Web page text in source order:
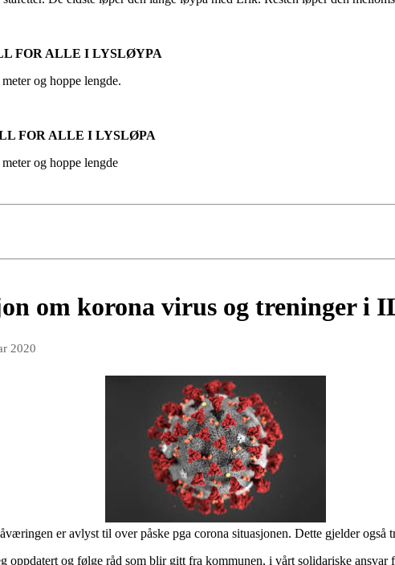
FOR ALLE I LYSLØYPA
og hoppe lengde.
FOR ALLE I LYSLØPA
og hoppe lengde
om korona virus og treninger i
2020
er avlyst til over påske pga corona situasjonen. Dette gjelder også
oppdatert og følge råd som blir gitt fra kommunen, i vårt solidariske ansvar